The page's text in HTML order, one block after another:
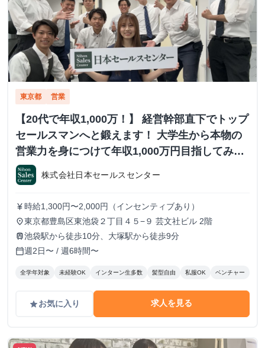
東京都 営業
【20代で年収1,000万！】 経営幹部直下でトップ
セールスマンへと鍛えます！ 大学生から本物の
営業力を身につけて年収1,000万円目指してみま
せんか？ ※当社直結内定あり #学歴不問 #未経験
可 #1.2年生可 - 株式会社日本セールスセンター
の長期・有給インターンシップ
株式会社日本セールスセンター
currency_yen 時給1,300円〜2,000円（インセンティブあり）
place東京都豊島区東池袋２丁目４５−９ 芸文社ビル 2階
train池袋駅から徒歩10分、大塚駅から徒歩9分
calendar_today週2日〜 / 週6時間〜
全学年対象 未経験OK インターン生多数 髪型自由 私服OK ベンチャー
gradeお気に入り 求人を見る